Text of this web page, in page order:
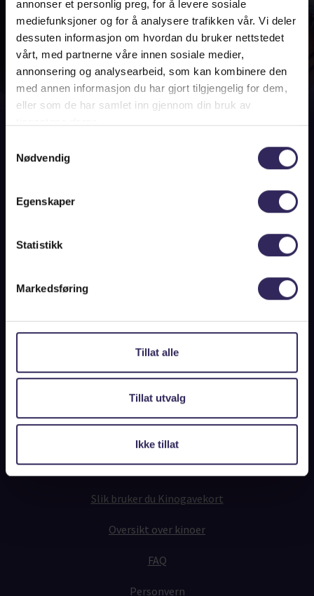
annonser et personlig preg, for å levere sosiale
mediefunksjoner og for å analysere trafikken vår. Vi deler
dessuten informasjon om hvordan du bruker nettstedet
vårt, med partnerne våre innen sosiale medier,
annonsering og analysearbeid, som kan kombinere den
med annen informasjon du har gjort tilgjengelig for dem,
eller som de har samlet inn gjennom din bruk av
Nødvendig
Egenskaper
Statistikk
Markedsføring
Tillat alle
Tillat utvalg
Ikke tillat
Kjøp gavekort
Gavekortet kan brukes til kjøp av kinobilletter
og kioskvarer på alle kinoer i hele landet.
Info
Har dere behov for et større antall gavekort
Norgesbillett er vår bedriftsløsning for
rabatterte kinobilletter, gyldig på alle kinoer i
Fysiske Kinogavekort
Slik bruker du Kinogavekort
Oversikt over kinoer
FAQ
Personvern